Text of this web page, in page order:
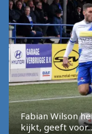
Fabian Wilson
kijkt, geeft voor...